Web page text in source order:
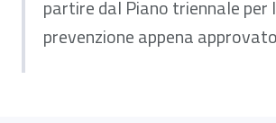
partire dal Piano triennale per
prevenzione appena approvato